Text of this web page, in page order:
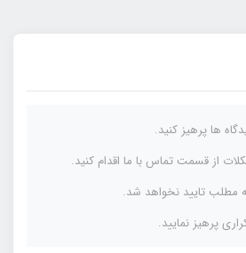
ها پرهیز کنید.
از قسمت تماس با ما اقدام کنید.
مطلب تایید نخواهد شد.
پرهیز نمایید.